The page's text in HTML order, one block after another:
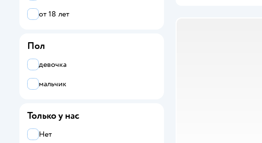
Amoswiz
BabyGo
Bestway
KiddiePlay
от 18 лет
Пол
девочка
мальчик
Только у нас
Нет